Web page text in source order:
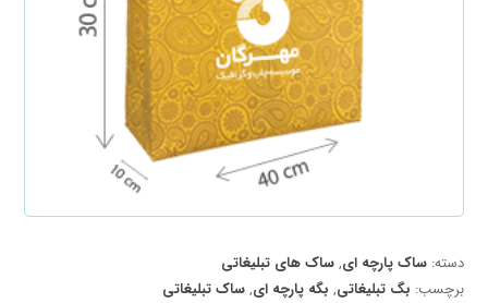
دسته:ساک پارچه ای,ساک های تبلیغاتی
برچسب: بگ تبلیغاتی, بگه پارچه ای,ساک تبلیغاتی